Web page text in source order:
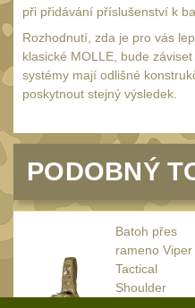
Accushot Precision
Hunter6
BugBuster
Schmidt&Bender
Delta Optical 2
Sightmark19
Vector Optics
ČIŠTĚNÍ A ÚDRŽBA
při přidávání příslušenství k
Rozhodnutí, zda je pro vás
klasické MOLLE, bude
systémy mají odlišné
poskytnout stejný výsledek.
PODOBNÝ
Batoh přes
rameno Viper
Tactical
Shoulder